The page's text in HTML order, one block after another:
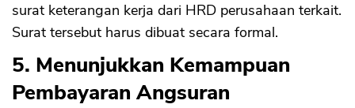
surat keterangan kerja dari HRD perusahaan terkait.
Surat tersebut harus dibuat secara formal.
5. Menunjukkan Kemampuan
Pembayaran Angsuran